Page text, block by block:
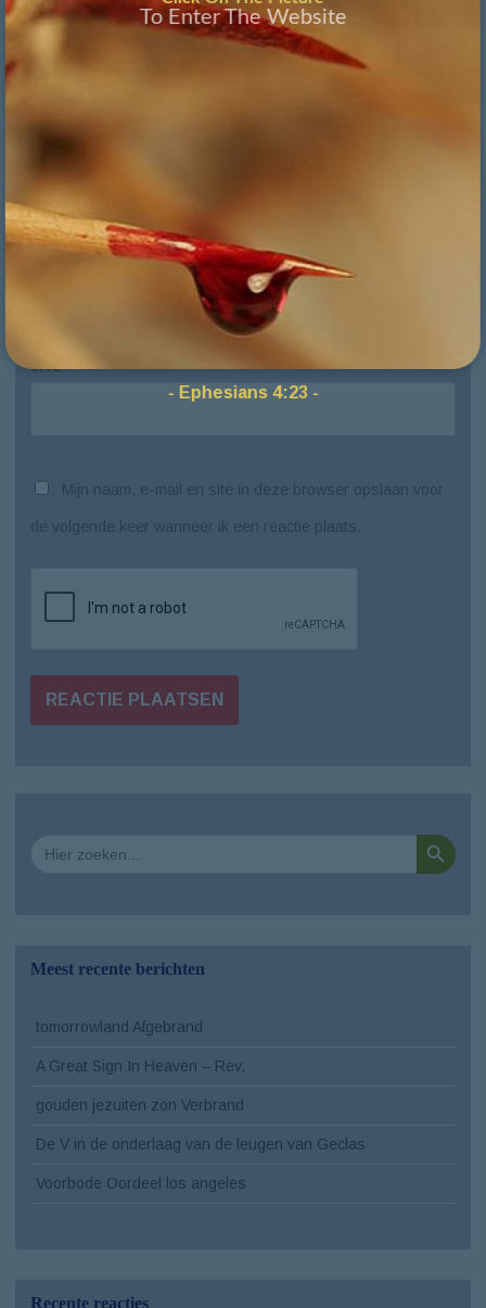
NAAM
E-MAIL*
SITE
Mijn naam, e-mail en site in deze browser opslaan voor
de volgende keer wanneer ik een reactie plaats.
naar:
Meest recente berichten
tomorrowland Afgebrand
A Great Sign In Heaven – Rev.
gouden jezuiten zon Verbrand
De V in de onderlaag van de leugen van Geclas
Voorbode Oordeel los angeles
Recente reacties
To Enter The Website
- Ephesians 4:23 -